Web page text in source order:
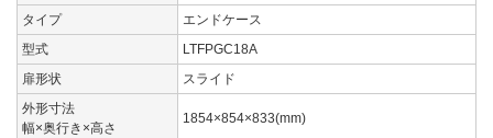
タイプ
エンドケース
型式
LTFPGC18A
扉形状
スライド
外形寸法
幅×奥行き×高さ
1854×854×833(mm)